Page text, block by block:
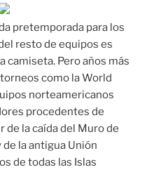
pretemporada para los
resto de equipos es
camiseta. Pero años más
como la World
norteamericanos
procedentes de
de la caída del Muro de
de la antigua Unión
de todas las Islas